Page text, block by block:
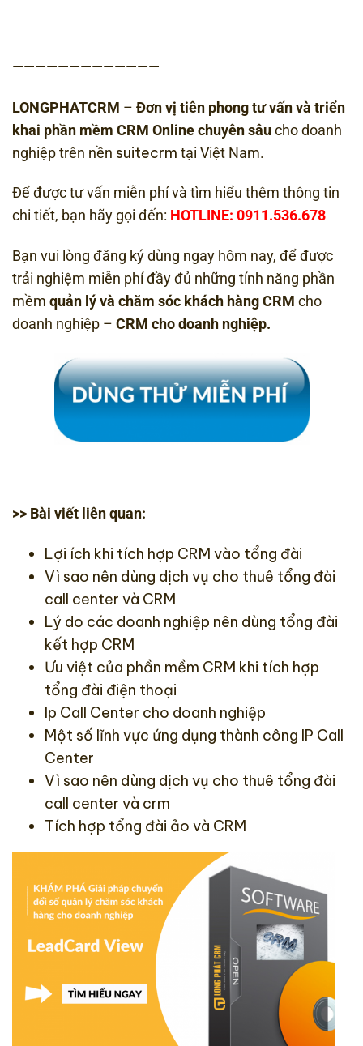
—————————————
LONGPHATCRM – Đơn vị tiên phong tư vấn và triển
khai phần mềm CRM Online chuyên sâucho doanh
nghiệp trên nền suitecrm tại Việt Nam.
Để được tư vấn miễn phí và tìm hiểu thêm thông tin
chi tiết, bạn hãy gọi đến: HOTLINE: 0911.536.678
Bạn vui lòng đăng ký dùng ngay hôm nay, để được
trải nghiệm miễn phí đầy đủ những tính năng phần
mềm quản lý và chăm sóc khách hàng CRM cho
doanh nghiệp – CRM cho doanh nghiệp.
>> Bài viết liên quan:
Lợi ích khi tích hợp CRM vào tổng đài
Vì sao nên dùng dịch vụ cho thuê tổng đài
call center và CRM
Lý do các doanh nghiệp nên dùng tổng đài
kết hợp CRM
Ưu việt của phần mềm CRM khi tích hợp
tổng đài điện thoại
Ip Call Center cho doanh nghiệp
Một số lĩnh vực ứng dụng thành công IP Call
Center
Vì sao nên dùng dịch vụ cho thuê tổng đài
call center và crm
Tích hợp tổng đài ảo và CRM